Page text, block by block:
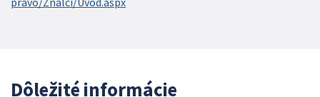
Dôležité informácie